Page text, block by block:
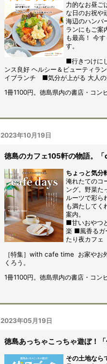
力的なお昼ご
な日のお祝や
海辺のハンバ
ランにもご案
も最高！ 今
す。
■行きつけに
ンス良好 ヘルシー＆ビューティラ
イブランチ ■気分が上がる 大人の
1冊1100円。徳島県内の書店・コン
2023年10月19日
徳島のカフェ105軒の物語。
ちょっと気分
淹れたてのコ
ング。野菜た
ルーツで彩ら
も満たしてく
案内。
■甘いおやつ
楽 ■風香るガ
たり夜カフェ
［特集］with cafe time お家やお
くろう。
1冊1100円。徳島県内の書店・コン
2023年05月19日
徳島あっちゃこっちゃ遊ぼ！
その土地なら